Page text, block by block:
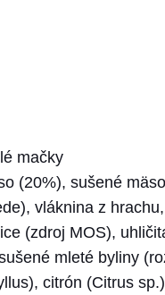
mačky
(20%), sušené
vláknina z
(zdroj MOS),
mleté byliny
citrón (Citrus